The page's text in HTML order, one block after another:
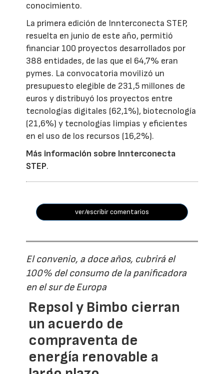
conocimiento.
La primera edición de Innterconecta STEP,
resuelta en junio de este año, permitió
financiar 100 proyectos desarrollados por
388 entidades, de las que el 64,7% eran
pymes. La convocatoria movilizó un
presupuesto elegible de 231,5 millones de
euros y distribuyó los proyectos entre
tecnologías digitales (62,1%), biotecnología
(21,6%) y tecnologías limpias y eficientes
en el uso de los recursos (16,2%).
Más información sobre Innterconecta
STEP.
ver/escribir comentarios
El convenio, a doce años, cubrirá el
100% del consumo de la panificadora
en el sur de Europa
Repsol y Bimbo cierran
un acuerdo de
compraventa de
energía renovable a